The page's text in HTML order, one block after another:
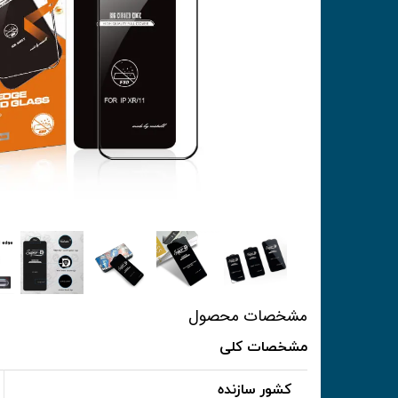
مشخصات محصول
مشخصات کلی
کشور سازنده